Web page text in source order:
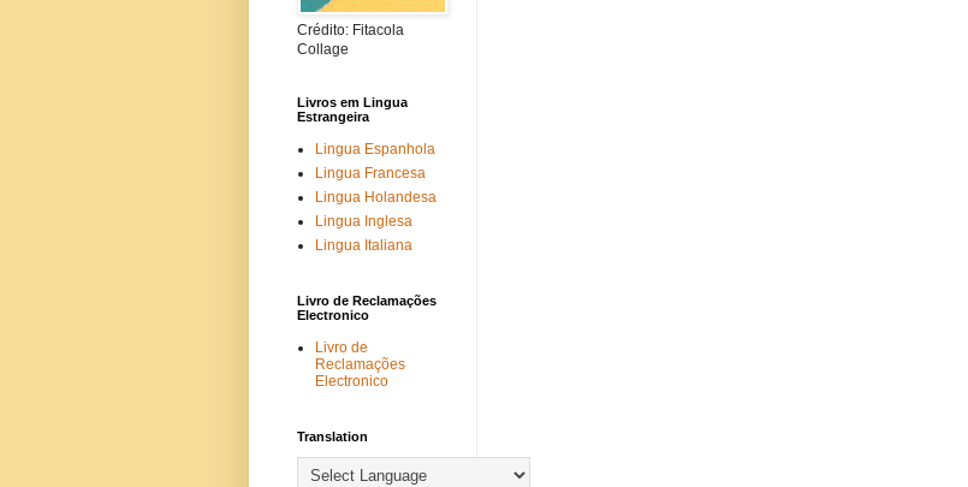
Crédito: Fitacola
Collage
Livros em Lingua
Estrangeira
Lingua Espanhola
Lingua Francesa
Lingua Holandesa
Lingua Inglesa
Lingua Italiana
Livro de Reclamações
Electronico
Livro de
Reclamações
Electronico
Translation